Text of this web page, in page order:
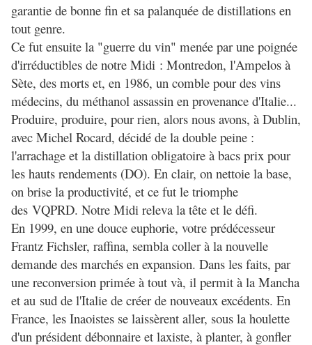
garantie de bonne fin et sa palanquée de distillations en
tout genre.
Ce fut ensuite la "guerre du vin" menée par une poignée
d'irréductibles de notre Midi : Montredon, l'Ampelos à
Sète, des morts et, en 1986, un comble pour des vins
médecins, du méthanol assassin en provenance d'Italie...
Produire, produire, pour rien, alors nous avons, à Dublin,
avec Michel Rocard, décidé de la double peine :
l'arrachage et la distillation obligatoire à bacs prix pour
les hauts rendements (DO). En clair, on nettoie la base,
on brise la productivité, et ce fut le triomphe
des VQPRD. Notre Midi releva la tête et le défi.
En 1999, en une douce euphorie, votre prédécesseur
Frantz Fichsler, raffina, sembla coller à la nouvelle
demande des marchés en expansion. Dans les faits, par
une reconversion primée à tout và, il permit à la Mancha
et au sud de l'Italie de créer de nouveaux excédents. En
France, les Inaoistes se laissèrent aller, sous la houlette
d'un président débonnaire et laxiste, à planter, à gonfler